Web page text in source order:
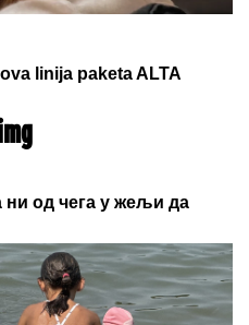
linija paketa ALTA
ни од чега у жељи да